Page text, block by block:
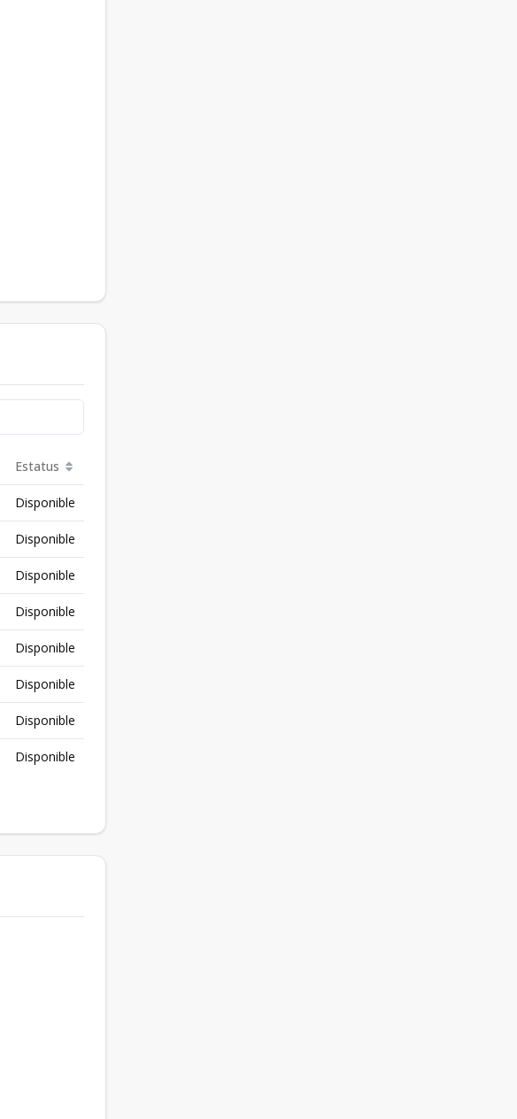
Estatus
Disponible
Disponible
Disponible
Disponible
Disponible
Disponible
Disponible
Disponible